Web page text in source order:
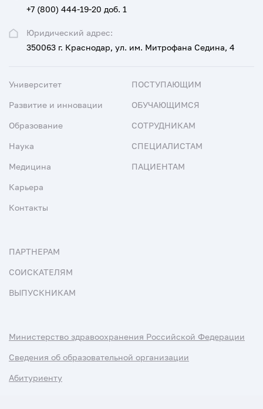
Юридический адрес:
350063 г. Краснодар, ул. им. Митрофана Седина, 4
+7 (800) 444-19-20 доб. 1
Университет
Развитие и инновации
Образование
Наука
Медицина
Карьера
Контакты
ПОСТУПАЮЩИМ
ОБУЧАЮЩИМСЯ
СОТРУДНИКАМ
СПЕЦИАЛИСТАМ
ПАЦИЕНТАМ
ПАРТНЕРАМ
СОИСКАТЕЛЯМ
ВЫПУСКНИКАМ
Министерство здравоохранения Российской Федерации
Сведения об образовательной организации
Абитуриенту